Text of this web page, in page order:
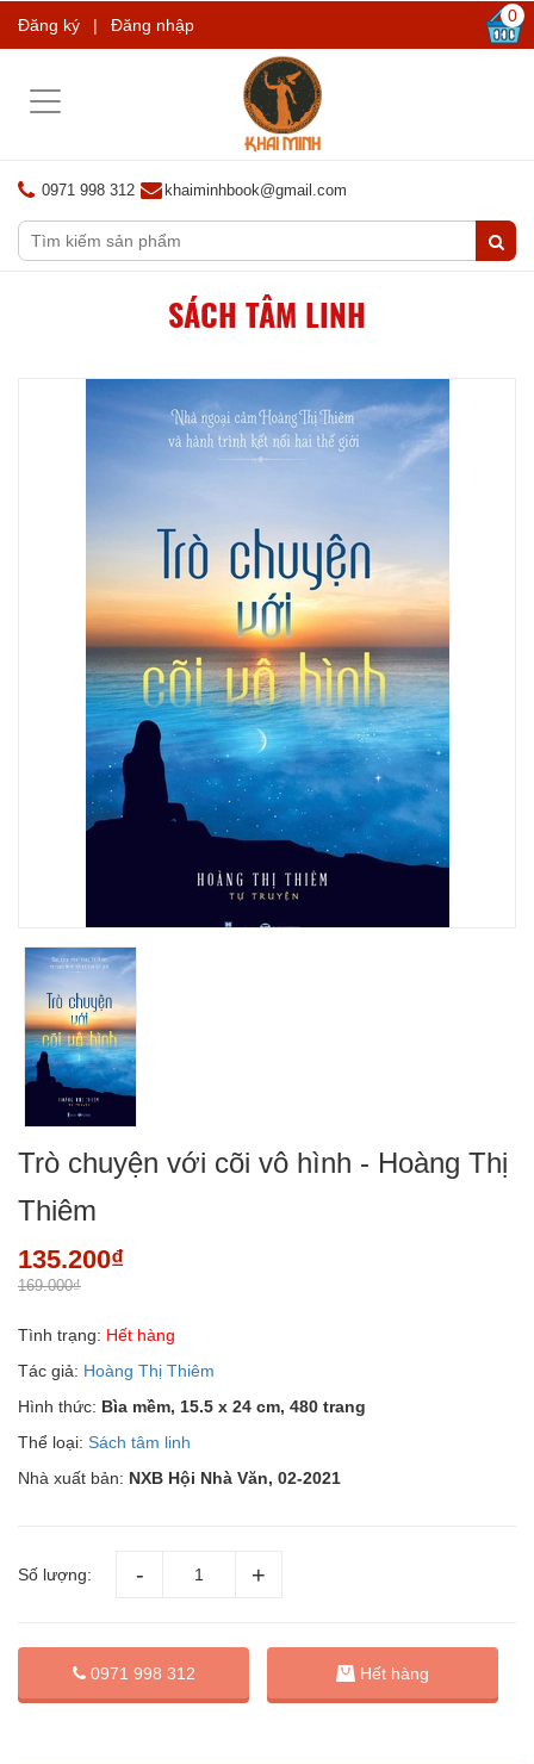
Đăng ký | Đăng nhập 0
Toggle
0971 998 312 khaiminhbook@gmail.com
SÁCH TÂM LINH
Trò chuyện với cõi vô hình - Hoàng Thị
Thiêm
135.200₫
169.000₫
Tình trạng: Hết hàng
Tác giả: Hoàng Thị Thiêm
Hình thức: Bìa mềm, 15.5 x 24 cm, 480 trang
Thể loại: Sách tâm linh
Nhà xuất bản: NXB Hội Nhà Văn, 02-2021
Số lượng:
0971 998 312 Hết hàng